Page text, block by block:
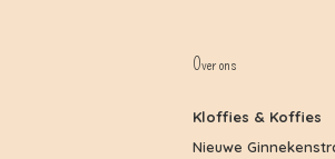
Over ons
Kloffies & Koffies
Nieuwe